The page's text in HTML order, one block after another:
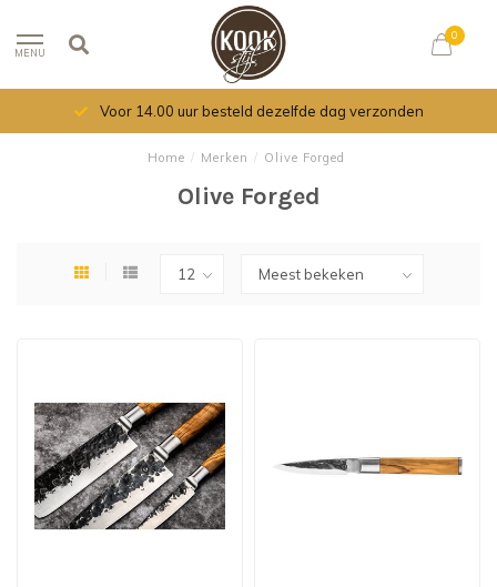
MENU
0
Voor 14.00 uur besteld dezelfde dag verzonden
Home / Merken / Olive Forged
Olive Forged